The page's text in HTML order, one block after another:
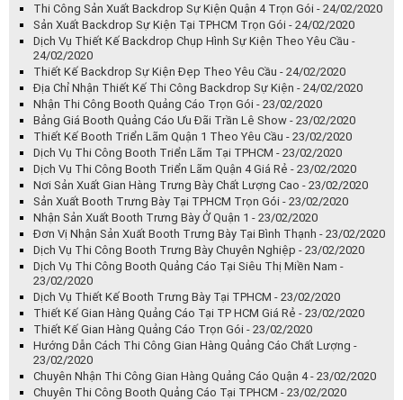
Thi Công Sản Xuất Backdrop Sự Kiện Quận 4 Trọn Gói - 24/02/2020
Sản Xuất Backdrop Sự Kiện Tại TPHCM Trọn Gói - 24/02/2020
Dịch Vụ Thiết Kế Backdrop Chụp Hình Sự Kiện Theo Yêu Cầu -
24/02/2020
Thiết Kế Backdrop Sự Kiện Đẹp Theo Yêu Cầu - 24/02/2020
Địa Chỉ Nhận Thiết Kế Thi Công Backdrop Sự Kiện - 24/02/2020
Nhận Thi Công Booth Quảng Cáo Trọn Gói - 23/02/2020
Bảng Giá Booth Quảng Cáo Ưu Đãi Trần Lê Show - 23/02/2020
Thiết Kế Booth Triển Lãm Quận 1 Theo Yêu Cầu - 23/02/2020
Dịch Vụ Thi Công Booth Triển Lãm Tại TPHCM - 23/02/2020
Dịch Vụ Thi Công Booth Triển Lãm Quận 4 Giá Rẻ - 23/02/2020
Nơi Sản Xuất Gian Hàng Trưng Bày Chất Lượng Cao - 23/02/2020
Sản Xuất Booth Trưng Bày Tại TPHCM Trọn Gói - 23/02/2020
Nhận Sản Xuất Booth Trưng Bày Ở Quận 1 - 23/02/2020
Đơn Vị Nhận Sản Xuất Booth Trưng Bày Tại Bình Thạnh - 23/02/2020
Dịch Vụ Thi Công Booth Trưng Bày Chuyên Nghiệp - 23/02/2020
Dịch Vụ Thi Công Booth Quảng Cáo Tại Siêu Thị Miền Nam -
23/02/2020
Dịch Vụ Thiết Kế Booth Trưng Bày Tại TPHCM - 23/02/2020
Thiết Kế Gian Hàng Quảng Cáo Tại TP HCM Giá Rẻ - 23/02/2020
Thiết Kế Gian Hàng Quảng Cáo Trọn Gói - 23/02/2020
Hướng Dẫn Cách Thi Công Gian Hàng Quảng Cáo Chất Lượng -
23/02/2020
Chuyên Nhận Thi Công Gian Hàng Quảng Cáo Quận 4 - 23/02/2020
Chuyên Thi Công Booth Quảng Cáo Tại TPHCM - 23/02/2020